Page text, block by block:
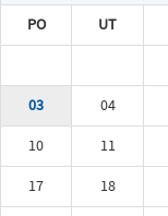
PO UT
03
04
10
11
17
18